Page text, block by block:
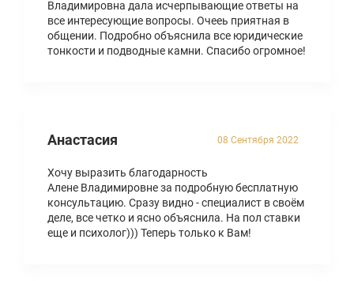
Владимировна дала исчерпывающие ответы на
все интересующие вопросы. Очееь приятная в
общении. Подробно объяснила все юридические
тонкости и подводные камни. Спасибо огромное!
08 Сентября 2022
Анастасия
Хочу выразить благодарность
Алене Владимировне за подробную бесплатную
консультацию. Сразу видно - специалист в своём
деле, все четко и ясно объяснила. На пол ставки
еще и психолог))) Теперь только к Вам!